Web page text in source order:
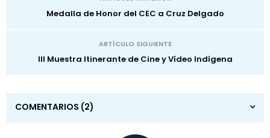
Medalla de Honor del CEC a Cruz Delgado
ARTÍCULO SIGUIENTE
III Muestra Itinerante de Cine y Vídeo Indígena
COMENTARIOS (2)